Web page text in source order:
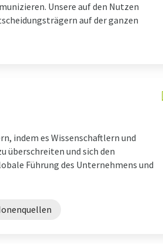
Unsere auf den Nutzen
auf der ganzen
indem es Wissenschaftlern und
überschreiten und sich den
Führung des Unternehmens und